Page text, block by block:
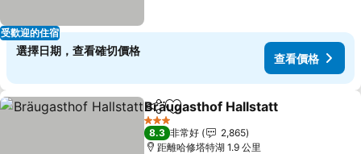
受歡迎的住宿
選擇日期，查看確切價格
查看價格
分享 加入我的最愛
Bräugasthof Hallstatt
3 星級
8.3 非常好
2,865
距離哈修塔特湖 1.9 公里